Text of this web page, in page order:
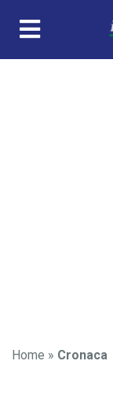
Home » Cronaca